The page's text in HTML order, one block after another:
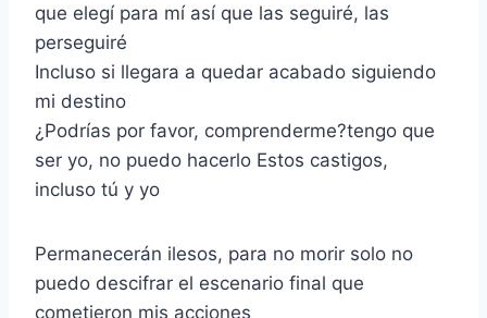
que elegí para mí así que las seguiré, las
perseguiré
Incluso si llegara a quedar acabado siguiendo
mi destino
¿Podrías por favor, comprenderme?tengo que
ser yo, no puedo hacerlo Estos castigos,
incluso tú y yo
Permanecerán ilesos, para no morir solo no
puedo descifrar el escenario final que
cometieron mis acciones